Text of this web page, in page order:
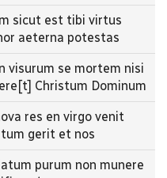
sicut est tibi virtus
aeterna potestas
visurum se mortem nisi
Christum Dominum
res en virgo venit
gerit et nos
purum non munere